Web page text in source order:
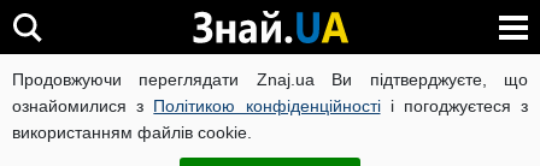
Продовжуючи переглядати Znaj.ua Ви підтверджуєте, що
ознайомилися з Політикою конфіденційностіі погоджуєтеся з
використанням файлів cookie.
ВІЙНА РОСІЇ ПРОТИ УКРАЇНИ КОРОНАВІРУС В УКРАЇНІ
ЧИТАТЬ НА РУССКОМ